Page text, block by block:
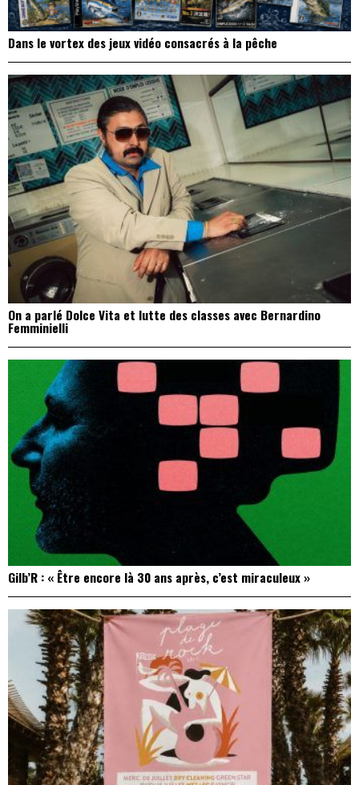
Dans le vortex des jeux vidéo consacrés à la pêche
On a parlé Dolce Vita et lutte des classes avec Bernardino
Femminielli
Gilb’R : « Être encore là 30 ans après, c’est miraculeux »